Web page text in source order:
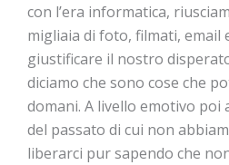
con l’era informatica,
migliaia di foto, filmati, email
giustificare il nostro
diciamo che sono cose che
domani. A livello emotivo poi
del passato di cui non
liberarci pur sapendo che